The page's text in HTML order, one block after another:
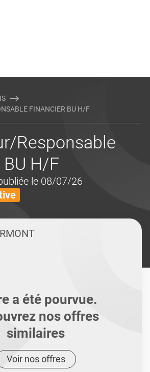
FINANCIER BU H/F
Responsable
H/F
le 08/07/26
a été pourvue.
nos offres
similaires
Voir nos offres